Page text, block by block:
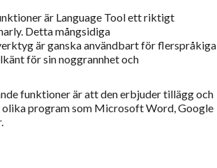
är Language Tool ett riktigt
Detta mångsidiga
är ganska användbart för flerspråkiga
för sin noggrannhet och
funktioner är att den erbjuder tillägg och
program som Microsoft Word, Google